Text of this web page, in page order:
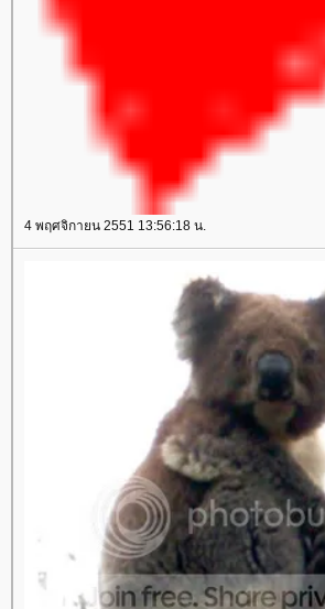
4 พฤศจิกายน 2551 13:56:18 น.